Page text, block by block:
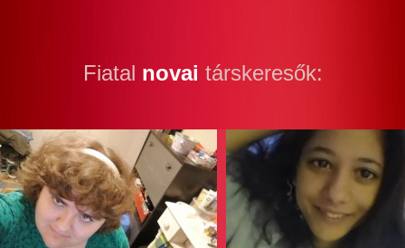
Fiatal novai társkeresők: